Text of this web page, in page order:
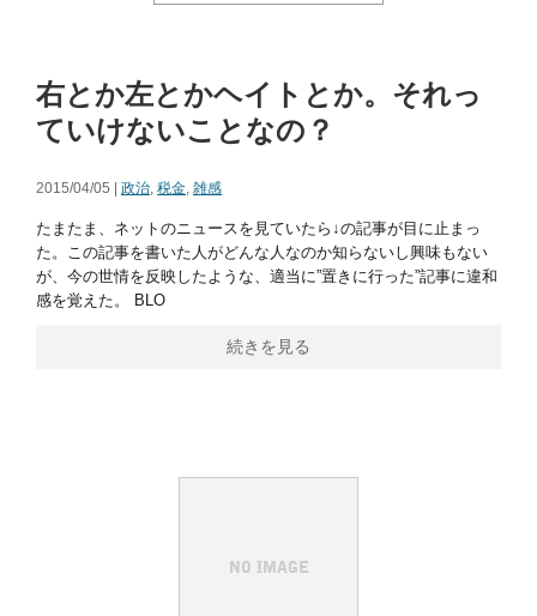
右とか左とかヘイトとか。それっ
ていけないことなの？
2015/04/05 | 政治, 税金, 雑感
たまたま、ネットのニュースを見ていたら↓の記事が目に止まっ
た。この記事を書いた人がどんな人なのか知らないし興味もない
が、今の世情を反映したような、適当に”置きに行った”記事に違和
感を覚えた。 BLO
続きを見る